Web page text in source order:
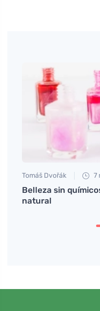
Tomáš Dvořák 7
Belleza sin
natural